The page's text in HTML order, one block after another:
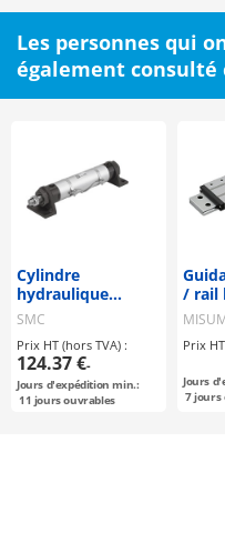
Les personnes qui
également consulté
Cylindre
hydraulique
modèle rond série
CHM
SMC
Prix HT (hors TVA) :
124.37 €-
Jours d'expédition min.:
11 jours ouvrables
/ rail
Prix
Jours
7jours